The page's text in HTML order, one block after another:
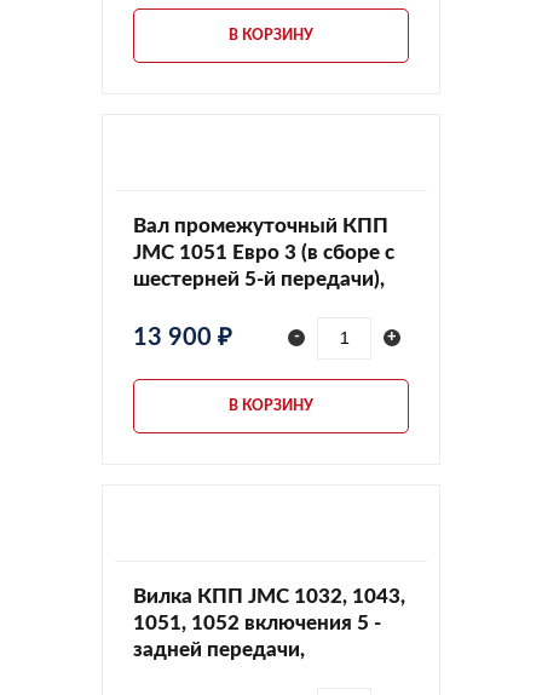
В КОРЗИНУ
Вал промежуточный КПП
JMC 1051 Евро 3 (в сборе с
шестерней 5-й передачи),
13 900 ₽ - +
В КОРЗИНУ
Вилка КПП JMC 1032, 1043,
1051, 1052 включения 5 -
задней передачи,